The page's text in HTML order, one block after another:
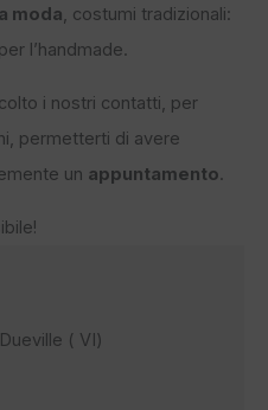
moda, costumi tradizionali:
l’handmade.
i nostri contatti, per
permetterti di avere
un appuntamento.
( VI)